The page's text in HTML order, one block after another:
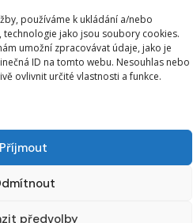
používáme k ukládání a/nebo
jako jsou soubory cookies.
umožní zpracovávat údaje, jako je
ID na tomto webu. Nesouhlas nebo
ovlivnit určité vlastnosti a funkce.
Příjmout
předvolby